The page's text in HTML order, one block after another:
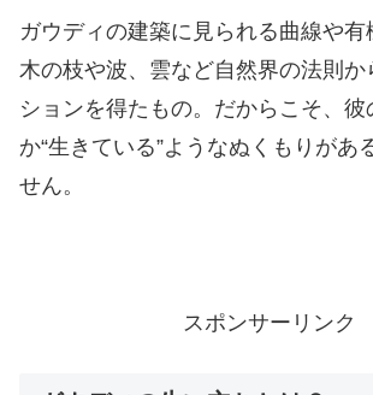
ガウディの建築に見られる曲線や有
木の枝や波、雲など自然界の法則か
ションを得たもの。だからこそ、彼
か“生きている”ようなぬくもりがあ
せん。
スポンサーリンク